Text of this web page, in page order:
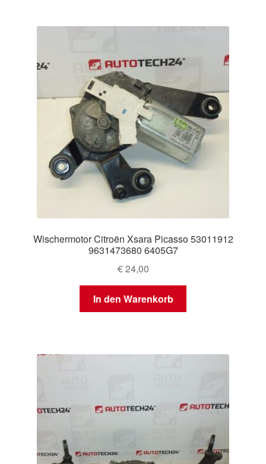
Wischermotor Citroën Xsara Picasso 53011912
9631473680 6405G7
€24,00
In den Warenkorb